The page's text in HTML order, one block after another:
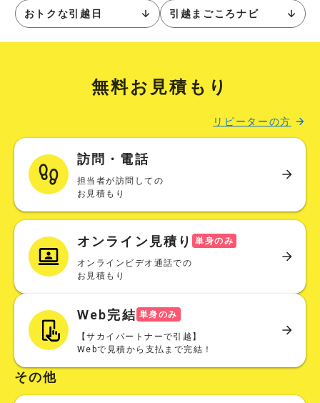
おトクな引越日 引越まごころナビ
無料お見積もり
リピーターの方
訪問・電話
担当者が訪問しての
お見積もり
オンライン見積り 単身のみ
オンラインビデオ通話での
お見積もり
Web完結 単身のみ
【サカイパートナーで引越】
Webで見積から支払まで完結！
その他